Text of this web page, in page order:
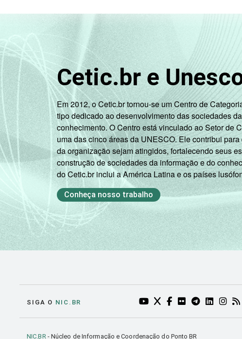
Cetic.br e
Em 2012, o Cetic.br tornou-se um Centro de
tipo dedicado ao desenvolvimento das sociedades
conhecimento. O Centro está vinculado ao Setor de
uma das cinco áreas da UNESCO. Ele contribui
da organização sejam atingidos, fortalecendo seus
construção de sociedades da informação e do
do Cetic.br inclui a América Latina e os países
Conheça nosso trabalho
SIGA O NIC.BR YOUTUBE DO NIC.BR (ABRE
TWITTER DO NIC.BR
FACEBOOK DO
FLICKR DO
TELEGRAM
NIC.BR - Núcleo de Informação e Coordenação do Ponto BR